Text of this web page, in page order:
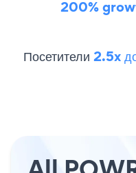
200%
Посетители 2.5x